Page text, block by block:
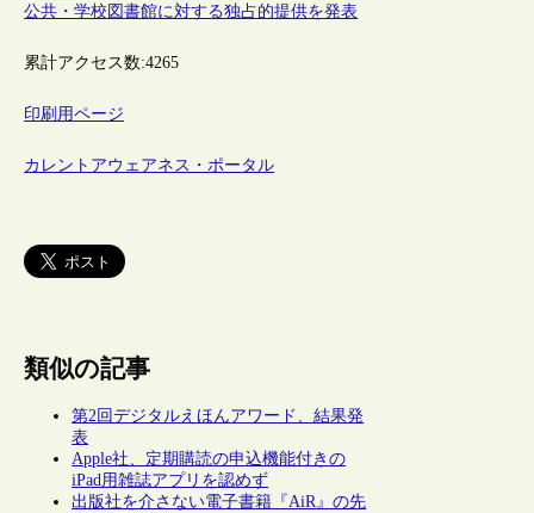
公共・学校図書館に対する独占的提供を発表
累計アクセス数:4265
印刷用ページ
カレントアウェアネス・ポータル
類似の記事
第2回デジタルえほんアワード、結果発
表
Apple社、定期購読の申込機能付きの
iPad用雑誌アプリを認めず
出版社を介さない電子書籍『AiR』の先